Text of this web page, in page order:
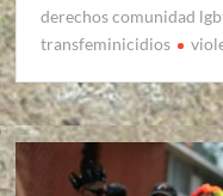
derechos comunidad
transfeminicidios